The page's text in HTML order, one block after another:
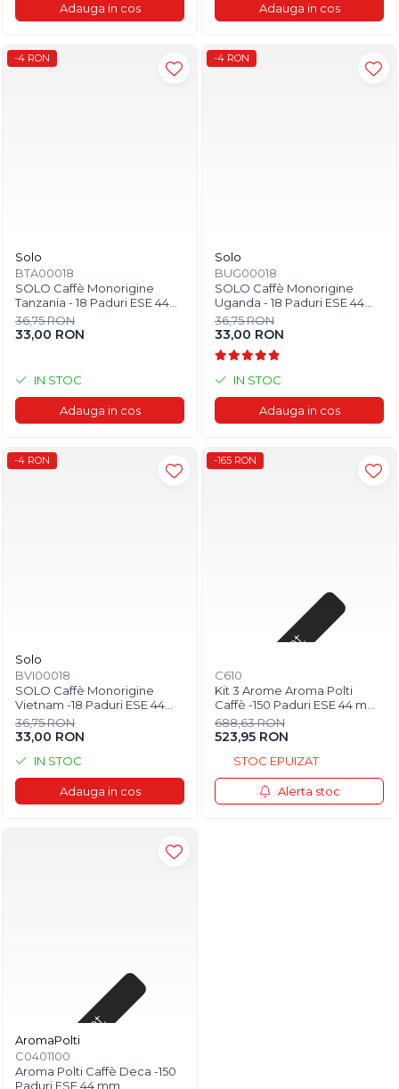
Adauga in cos Adauga in cos
-4 RON
Solo
BTA00018
SOLO Caffè Monorigine
Tanzania - 18 Paduri ESE 44
mm
36,75 RON
33,00 RON
IN STOC
Adauga in cos
-4 RON
Solo
BUG00018
SOLO Caffè Monorigine
Uganda - 18 Paduri ESE 44
mm
36,75 RON
33,00 RON
IN STOC
Adauga in cos
-4 RON
Solo
BVI00018
SOLO Caffè Monorigine
Vietnam -18 Paduri ESE 44
mm
36,75 RON
33,00 RON
IN STOC
Adauga in cos
Stoc epuizat
-165 RON
C610
Kit 3 Arome Aroma Polti
Caffè -150 Paduri ESE 44 mm
- AromaPolti
688,63 RON
523,95 RON
STOC EPUIZAT
Alerta stoc
Stoc epuizat
AromaPolti
C0401100
Aroma Polti Caffè Deca -150
Paduri ESE 44 mm